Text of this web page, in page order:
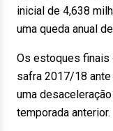
inicial de 4,638
uma queda anual
Os estoques finais
safra 2017/18
uma
temporada anterior.